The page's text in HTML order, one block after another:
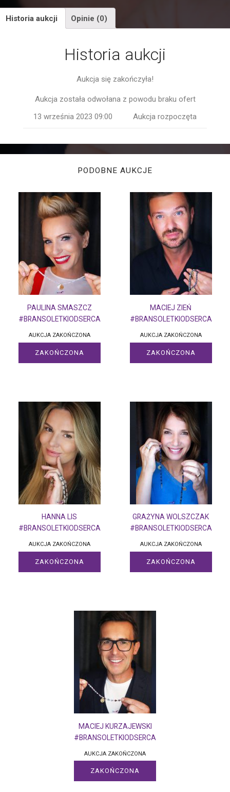
Historia aukcji Opinie (0)
Historia aukcji
Aukcja się zakończyła!
Aukcja została odwołana z powodu braku ofert
13 września 2023 09:00
Aukcja rozpoczęta
PODOBNE AUKCJE
PAULINA SMASZCZ
#BRANSOLETKIODSERCA
AUKCJA ZAKOŃCZONA
ZAKOŃCZONA
MACIEJ ZIEŃ
#BRANSOLETKIODSERCA
AUKCJA ZAKOŃCZONA
ZAKOŃCZONA
HANNA LIS
#BRANSOLETKIODSERCA
AUKCJA ZAKOŃCZONA
ZAKOŃCZONA
GRAŻYNA WOLSZCZAK
#BRANSOLETKIODSERCA
AUKCJA ZAKOŃCZONA
ZAKOŃCZONA
MACIEJ KURZAJEWSKI
#BRANSOLETKIODSERCA
AUKCJA ZAKOŃCZONA
ZAKOŃCZONA